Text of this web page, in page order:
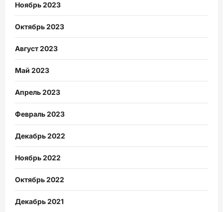
Ноябрь 2023
Октябрь 2023
Август 2023
Май 2023
Апрель 2023
Февраль 2023
Декабрь 2022
Ноябрь 2022
Октябрь 2022
Декабрь 2021